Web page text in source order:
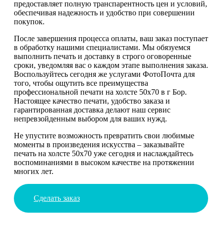
предоставляет полную транспарентность цен и условий,
обеспечивая надежность и удобство при совершении
покупок.
После завершения процесса оплаты, ваш заказ поступает
в обработку нашими специалистами. Мы обязуемся
выполнить печать и доставку в строго оговоренные
сроки, уведомляя вас о каждом этапе выполнения заказа.
Воспользуйтесь сегодня же услугами ФотоПочта для
того, чтобы ощутить все преимущества
профессиональной печати на холсте 50х70 в г Бор.
Настоящее качество печати, удобство заказа и
гарантированная доставка делают наш сервис
непревзойденным выбором для ваших нужд.
Не упустите возможность превратить свои любимые
моменты в произведения искусства – заказывайте
печать на холсте 50х70 уже сегодня и наслаждайтесь
воспоминаниями в высоком качестве на протяжении
многих лет.
Сделать заказ